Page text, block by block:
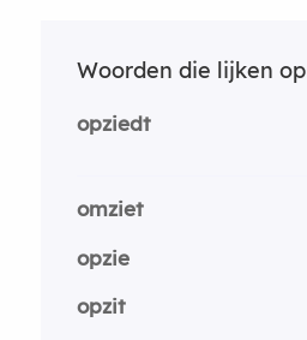
Woorden die lijken op
opziedt
omziet
opzie
opzit